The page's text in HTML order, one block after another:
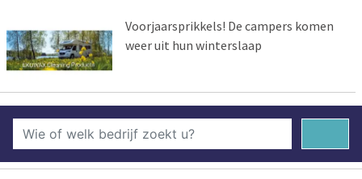
Voorjaarsprikkels! De campers komen
weer uit hun winterslaap